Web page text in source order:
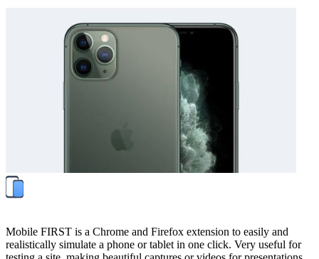
Mobile FIRST is a Chrome and Firefox extension to easily and
realistically simulate a phone or tablet in one click. Very useful for